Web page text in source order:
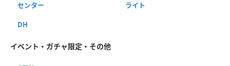
センター ライト
DH
イベント・ガチャ限定・その他